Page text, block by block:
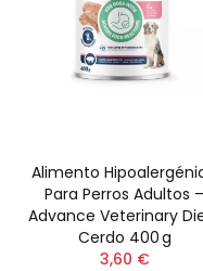
Alimento
Para Perros Adultos –
Advance Veterinary
Cerdo 400 G
3,60 €